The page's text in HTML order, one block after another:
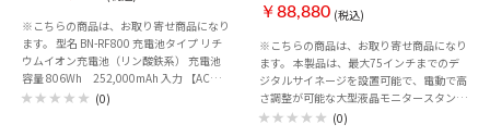
着可能なHDMIコネクタを採用しており、
狭い配管等の配線も楽々おこなえ、施工性
が向上します。 ・引き込み時のコネクタ保
護用に保護キャップが付属しています。 ・
もしもの電力不足の時に使える給電用USB
がし易いケーブルを採用しています。 ・脱
狭い配管等の配線も楽々おこなえ、施工性
が向上します。 ・引き込み時のコネクタ保
護用に保護キャップが付属しています。 ・
もしもの電力不足の時に使える給電用USB
ケーブルが付属しています。 ≪ご注意≫
※こちらの商品は、お取り寄せ商品になり
ます。 型名 BN-RF800 充電池タイプ リチ
ウムイオン充電池（リン酸鉄系） 充電池
容量 806Wh 252,000mAh 入力 【AC】
100V AC 50/60Hz 1,225W 【DC】12V-
(0)
JN-3275-JRDSS(Sタイプ)
￥88,880 (税込)
※こちらの商品は、お取り寄せ商品になり
ます。 本製品は、最大75インチまでのデ
ジタルサイネージを設置可能で、電動で高
さ調整が可能な大型液晶モニタースタンド
です。 200x200mmから最大600x400mm
(0)